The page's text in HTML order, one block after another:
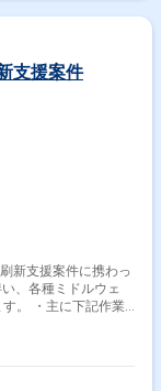
支援案件
新支援案件に携わっ
、各種ミドルウェ
。 ・主に下記作業
降予定)のアップデ